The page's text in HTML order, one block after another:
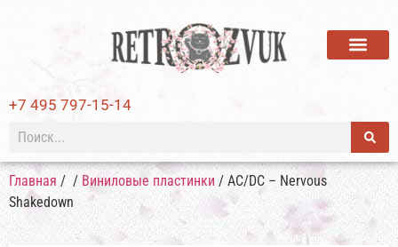
+7 495 797-15-14
Главная / / Виниловые пластинки / AC/DC – Nervous
Shakedown